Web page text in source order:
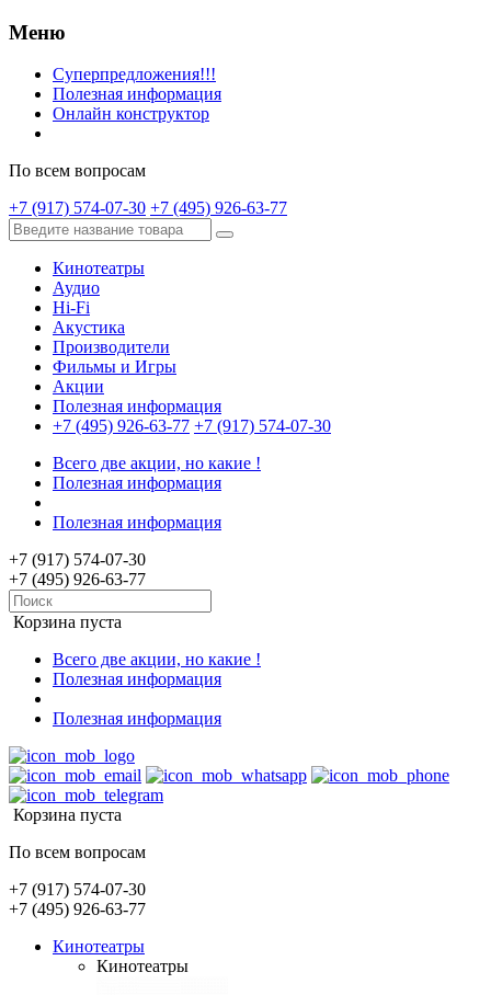
Меню
Суперпредложения!!!
Полезная информация
Онлайн конструктор
По всем вопросам
+7 (917) 574-07-30 +7 (495) 926-63-77
Кинотеатры
Аудио
Hi-Fi
Акустика
Производители
Фильмы и Игры
Акции
Полезная информация
+7 (495) 926-63-77 +7 (917) 574-07-30
Всего две акции, но какие !
Полезная информация
Полезная информация
+7 (917) 574-07-30
+7 (495) 926-63-77
Корзина пуста
Всего две акции, но какие !
Полезная информация
Полезная информация
Корзина пуста
По всем вопросам
+7 (917) 574-07-30
+7 (495) 926-63-77
Кинотеатры
Кинотеатры